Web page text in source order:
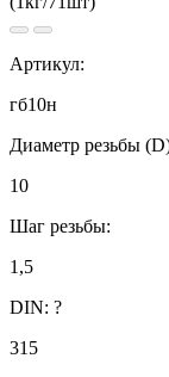
Артикул:
гб10н
Диаметр резьбы
10
Шаг резьбы:
1,5
DIN: ?
315